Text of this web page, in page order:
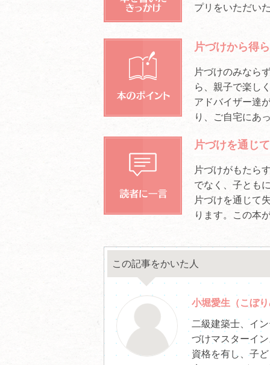
プリをいただい
片づけから得
片づけのみなら
ら、親子で楽し
アドバイザー達
り、ご自宅にあ
片づけを通じ
片づけがもたら
でなく、子とも
片づけを通じて
ります。この本
この記事をかいた人
小堀愛生（こぼ
二級建築士、イ
づけマスターイ
資格を有し、子